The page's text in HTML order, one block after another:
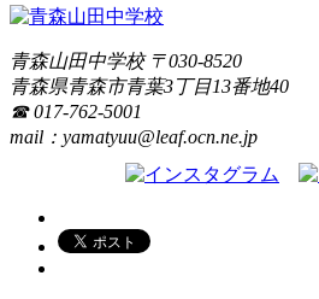
青森山田中学校〒030-8520
青森県青森市青葉3丁目13番地40
☎ 017-762-5001
mail：yamatyuu@leaf.ocn.ne.jp